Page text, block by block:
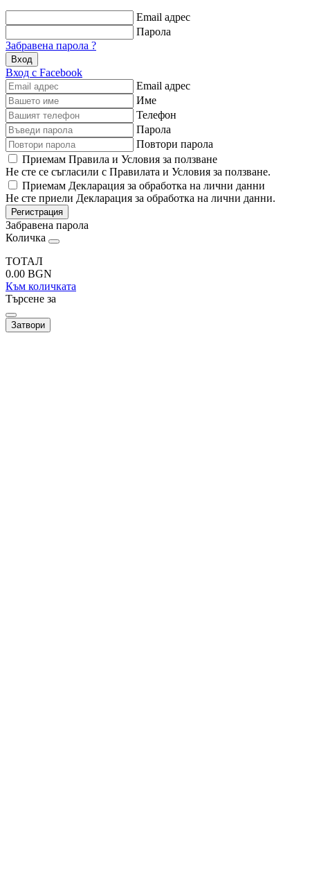
Email адрес
Парола
Забравена парола ?
Вход
Вход с Facebook
Email адрес
Име
Телефон
Парола
Повтори парола
Приемам Правила и Условия за ползване
Не сте се съгласили с Правилата и Условия за ползване.
Приемам Декларация за обработка на лични данни
Не сте приели Декларация за обработка на лични данни.
Регистрация
Забравена парола
Количка
ТОТАЛ
0.00 BGN
Към количката
Търсене за
Затвори